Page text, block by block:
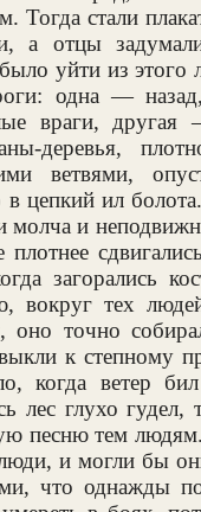
Тогда стали
а отцы
уйти из этого
одна —
враги, другая
деревья,
ветвями,
в цепкий ил
молча и
загорались
вокруг тех
оно точно
к степному
когда ветер
лес глухо гудел,
песню тем
и могли бы
что однажды